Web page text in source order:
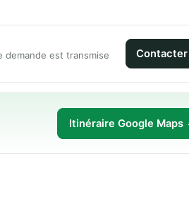
demande est transmise
Itinéraire Google Maps